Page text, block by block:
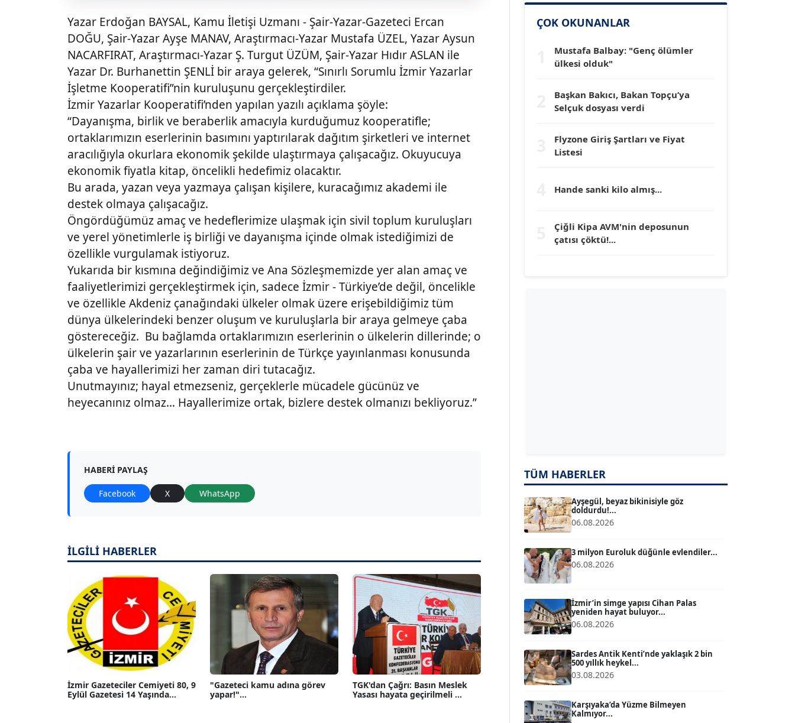
Yazar Erdoğan BAYSAL, Kamu İletişi Uzmanı - Şair-Yazar-Gazeteci Ercan
DOĞU, Şair-Yazar Ayşe MANAV, Araştırmacı-Yazar Mustafa ÜZEL, Yazar Aysun
NACARFIRAT, Araştırmacı-Yazar Ş. Turgut ÜZÜM, Şair-Yazar Hıdır ASLAN ile
Yazar Dr. Burhanettin ŞENLİ bir araya gelerek, “Sınırlı Sorumlu İzmir Yazarlar
İşletme Kooperatifi”nin kuruluşunu gerçekleştirdiler.
İzmir Yazarlar Kooperatifi’nden yapılan yazılı açıklama şöyle:
“Dayanışma, birlik ve beraberlik amacıyla kurduğumuz kooperatifle;
ortaklarımızın eserlerinin basımını yaptırılarak dağıtım şirketleri ve internet
aracılığıyla okurlara ekonomik şekilde ulaştırmaya çalışacağız. Okuyucuya
ekonomik fiyatla kitap, öncelikli hedefimiz olacaktır.
Bu arada, yazan veya yazmaya çalışan kişilere, kuracağımız akademi ile
destek olmaya çalışacağız.
Öngördüğümüz amaç ve hedeflerimize ulaşmak için sivil toplum kuruluşları
ve yerel yönetimlerle iş birliği ve dayanışma içinde olmak istediğimizi de
özellikle vurgulamak istiyoruz.
Yukarıda bir kısmına değindiğimiz ve Ana Sözleşmemizde yer alan amaç ve
faaliyetlerimizi gerçekleştirmek için, sadece İzmir - Türkiye’de değil, öncelikle
ve özellikle Akdeniz çanağındaki ülkeler olmak üzere erişebildiğimiz tüm
dünya ülkelerindeki benzer oluşum ve kuruluşlarla bir araya gelmeye çaba
göstereceğiz. Bu bağlamda ortaklarımızın eserlerinin o ülkelerin dillerinde; o
ülkelerin şair ve yazarlarının eserlerinin de Türkçe yayınlanması konusunda
çaba ve hayallerimizi her zaman diri tutacağız.
Unutmayınız; hayal etmezseniz, gerçeklerle mücadele gücünüz ve
heyecanınız olmaz… Hayallerimize ortak, bizlere destek olmanızı bekliyoruz.”
HABERI PAYLAŞ
Facebook X WhatsApp
İLGİLİ HABERLER
İzmir Gazeteciler Cemiyeti 80, 9
Eylül Gazetesi 14 Yaşında...
"Gazeteci kamu adına görev
yapar!"...
TGK'dan Çağrı: Basın Meslek
Yasası hayata geçirilmeli ...
SİNAN GENÇ
Köşe Yazarı
Dr. HAKAN TARTAN
Prof. Dr. YÜCEL OCAK
Köşe Yazarı
T TUĞÇE TUĞSAVUL BAYSOY
Köşe Yazarı
ATİLLA KÖPRÜLÜOĞLU
MERT ERBOY
B BÜLENT SAĞLAM
ÇOK OKUNANLAR
Mustafa Balbay: "Genç ölümler
ülkesi olduk"
Başkan Bakıcı, Bakan Topçu’ya
Selçuk dosyası verdi
Flyzone Giriş Şartları ve Fiyat
Listesi
Hande sanki kilo almış...
Çiğli Kipa AVM'nin deposunun
çatısı çöktü!...
TÜM HABERLER
Ayşegül, beyaz bikinisiyle göz
doldurdu!...
06.08.2026
3 milyon Euroluk düğünle evlendiler...
06.08.2026
İzmir’in simge yapısı Cihan Palas
yeniden hayat buluyor...
06.08.2026
Sardes Antik Kenti’nde yaklaşık 2 bin
500 yıllık heykel...
03.08.2026
Karşıyaka’da Yüzme Bilmeyen
Kalmıyor...